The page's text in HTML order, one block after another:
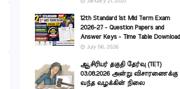
12th Standard 1st Mid Term Exam
2026-27 - Question Papers and
Answer Keys - Time Table Download
July 06, 2026
ஆசிரியர் தகுதி தேர்வு (TET)
03.08.2026 அன்று விசாரணைக்கு
வந்த வழக்கின் நிலை